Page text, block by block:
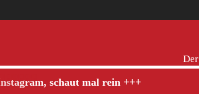
schaut mal rein +++